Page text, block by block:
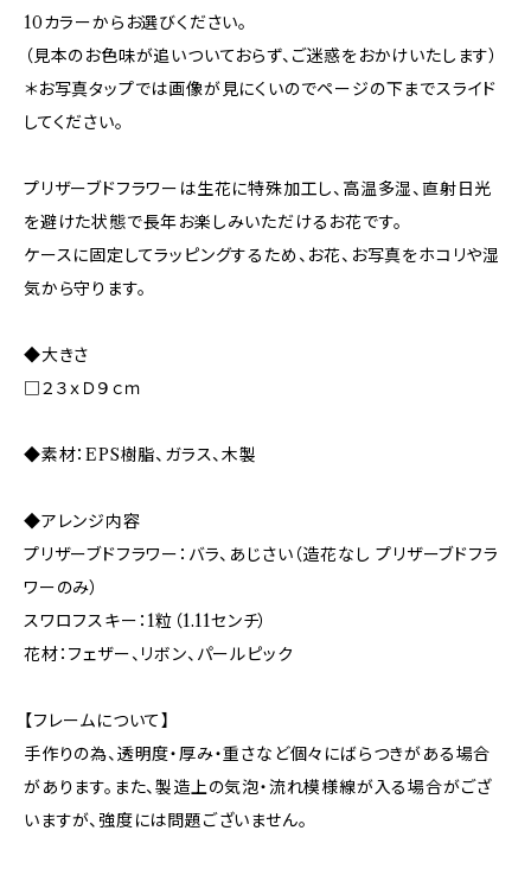
10カラーからお選びください。
（見本のお色味が追いついておらず、ご迷惑をおかけいたします）
＊お写真タップでは画像が見にくいのでページの下までスライド
してください。
プリザーブドフラワーは生花に特殊加工し、高温多湿、直射日光
を避けた状態で長年お楽しみいただけるお花です。
ケースに固定してラッピングするため、お花、お写真をホコリや湿
気から守ります。
◆大きさ
□２３ｘＤ９ｃｍ
◆素材：EPS樹脂、ガラス、木製
◆アレンジ内容
プリザーブドフラワー：バラ、あじさい（造花なし プリザーブドフラ
ワーのみ）
スワロフスキー：1粒（1.11センチ）
花材：フェザー、リボン、パールピック
【フレームについて】
手作りの為、透明度・厚み・重さなど個々にばらつきがある場合
があります。また、製造上の気泡・流れ模様線が入る場合がござ
いますが、強度には問題ございません。